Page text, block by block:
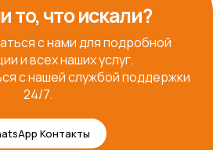
то, что искали?
с нами для подробной
и всех наших услуг.
с нашей службой поддержки
24/7.
Контакты